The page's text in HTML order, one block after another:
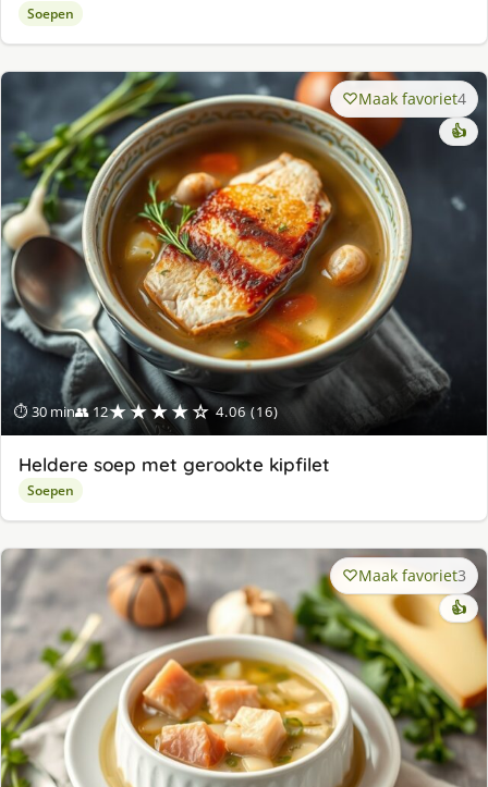
Soepen
⏱ 30 min👥 12★★★★☆ 4.06 (16)
Maak favoriet4
👍
Heldere soep met gerookte kipfilet
Soepen
Maak favoriet3
👍